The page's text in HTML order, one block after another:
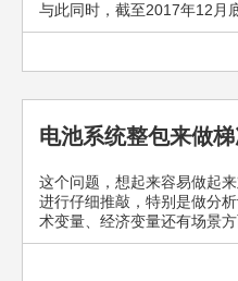
与此同时，截至2017年12月
电池系统整包来做梯
这个问题，想起来容易做起
进行仔细推敲，特别是做分
术变量、经济变量还有场景